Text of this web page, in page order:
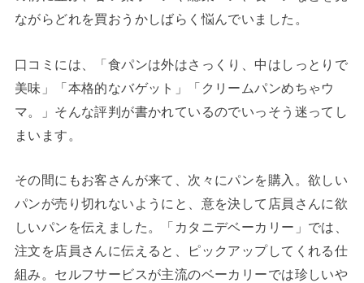
ながらどれを買おうかしばらく悩んでいました。
口コミには、「食パンは外はさっくり、中はしっとりで
美味」「本格的なバゲット」「クリームパンめちゃウ
マ。」そんな評判が書かれているのでいっそう迷ってし
まいます。
その間にもお客さんが来て、次々にパンを購入。欲しい
パンが売り切れないようにと、意を決して店員さんに欲
しいパンを伝えました。「カタニデベーカリー」では、
注文を店員さんに伝えると、ピックアップしてくれる仕
組み。セルフサービスが主流のベーカリーでは珍しいや